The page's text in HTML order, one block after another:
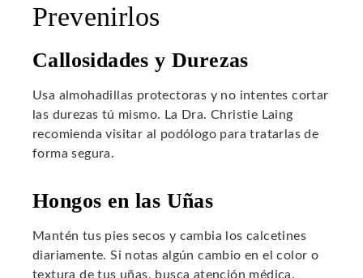
Prevenirlos
Callosidades y Durezas
Usa almohadillas protectoras y no intentes cortar
las durezas tú mismo. La Dra. Christie Laing
recomienda visitar al podólogo para tratarlas de
forma segura.
Hongos en las Uñas
Mantén tus pies secos y cambia los calcetines
diariamente. Si notas algún cambio en el color o
textura de tus uñas, busca atención médica.